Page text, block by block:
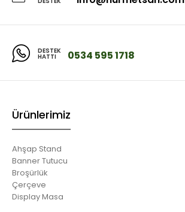
DESTEK
HATTI 0534 595 1718
Ürünlerimiz
Ahşap Stand
Banner Tutucu
Broşürlük
Çerçeve
Display Masa